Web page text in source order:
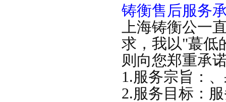
铸衡售后服务
上海铸衡公一
求，我以"蕞低
则向您郑重承
1.服务宗旨：
2.服务目标：